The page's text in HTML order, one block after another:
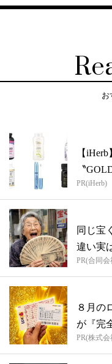
お
【
〝
PR(iHerb)
同じ宝
違い実
PR(合同
８月の
が『完
PR(株式